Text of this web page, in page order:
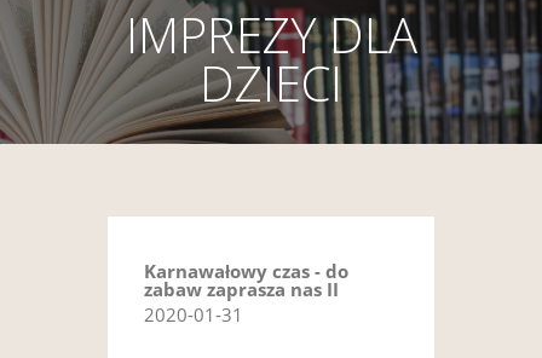
IMPREZY DLA
DZIECI
Karnawałowy czas - do
zabaw zaprasza nas II
2020-01-31